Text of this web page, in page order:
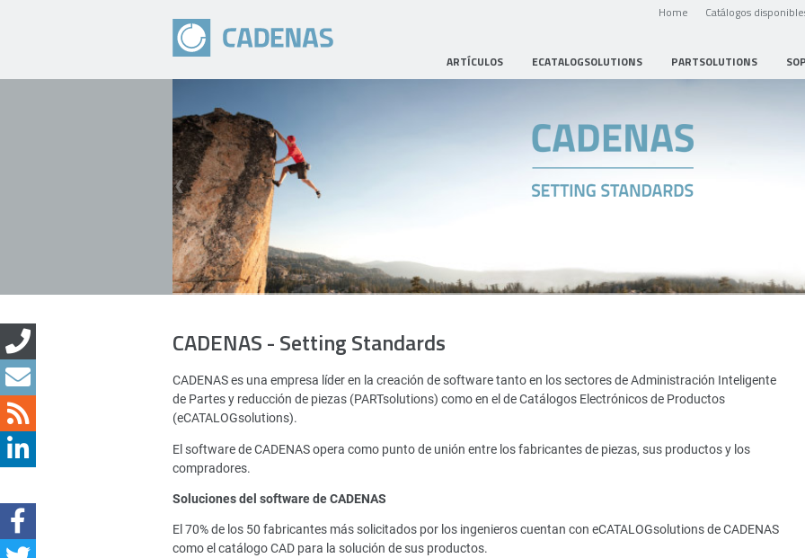
Home Catálogos
ARTÍCULOS ECATALOGSOLUTIONS PARTSOLUTIONS
CADENAS - Setting Standards
CADENAS es una empresa líder en la creación de software tanto en los sectores de Administración Inteligente
de Partes y reducción de piezas (PARTsolutions) como en el de Catálogos Electrónicos de Productos
(eCATALOGsolutions).
El software de CADENAS opera como punto de unión entre los fabricantes de piezas, sus productos y los
compradores.
Soluciones del software de CADENAS
El 70% de los 50 fabricantes más solicitados por los ingenieros cuentan con eCATALOGsolutions de CADENAS
como el catálogo CAD para la solución de sus productos.